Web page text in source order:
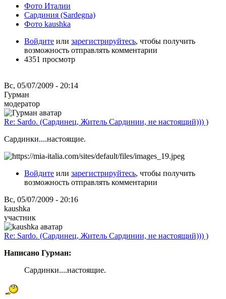
Фото Италии
Сардиния (Sardegna)
Фото kaushka
Войдите или зарегистрируйтесь, чтобы получить
возможность отправлять комментарии
4351 просмотр
Вс, 05/07/2009 - 20:14
Гурман
модератор
Re: Sardo. (Сардинец, Житель Сардинии, не настоящий))) )
Сардинки....настоящие.
Войдите или зарегистрируйтесь, чтобы получить
возможность отправлять комментарии
Вс, 05/07/2009 - 20:16
kaushka
участник
Re: Sardo. (Сардинец, Житель Сардинии, не настоящий))) )
Написано Гурман:
Сардинки....настоящие.